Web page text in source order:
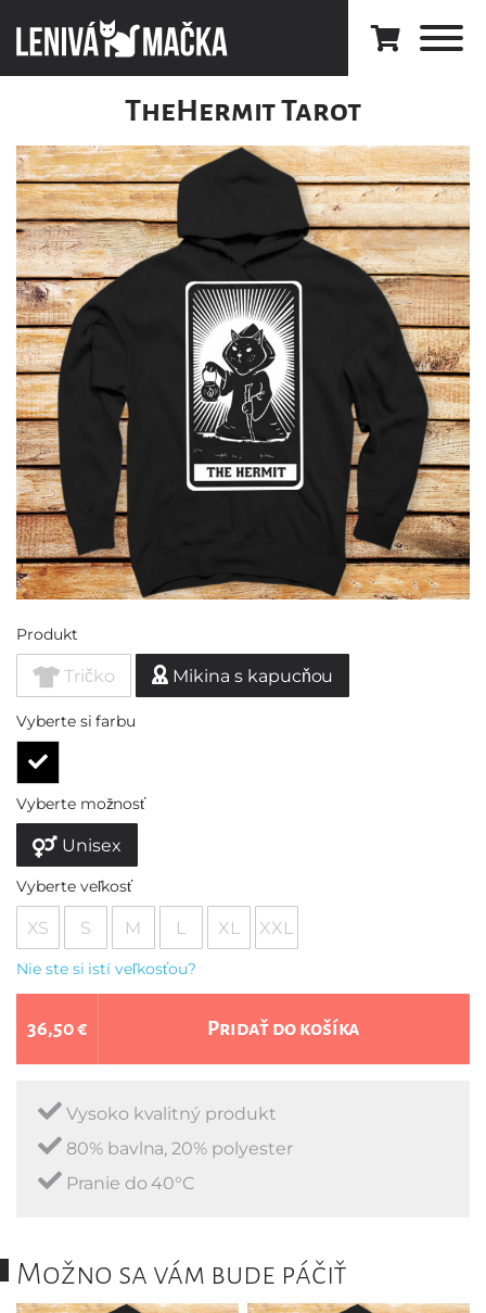
TheHermit Tarot
Produkt
Tričko Mikina s kapucňou
Vyberte si farbu
Vyberte možnosť
Unisex
Vyberte veľkosť
XS S M L XL XXL
Nie ste si istí veľkosťou?
36,50 € Pridať do košíka
Vysoko kvalitný produkt
80% bavlna, 20% polyester
Pranie do 40°C
Možno sa vám bude páčiť